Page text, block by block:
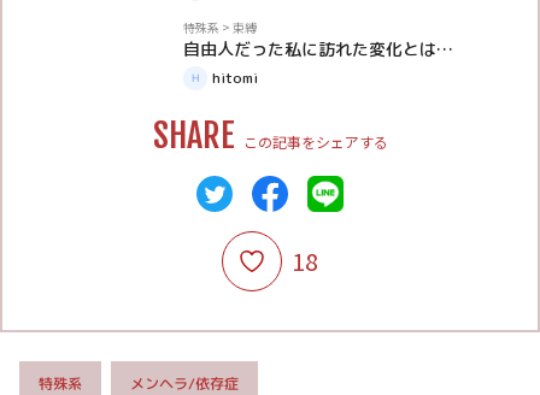
特殊系 > 束縛
自由人だった私に訪れた変化とは…
hitomi
SHARE この記事をシェアする
18
特殊系 メンヘラ/依存症